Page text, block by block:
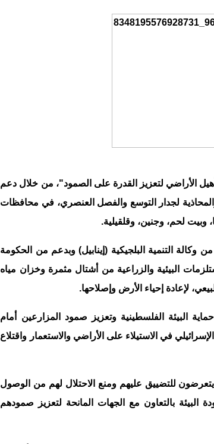
الأراضي لتعزيز القدرة على الصمود"، من خلال دعم
لجدار التوسع والفصل العنصري، في محافظات
وبيت لحم، وجنين، وقلقيلية.
التنمية البلجيكية (إينابيل) وبدعم من الحكومة
البيئية والزراعية من أشتال مثمرة وخزان مياه
لإعادة إحياء الأرض وإصلاحها.
البيئة الفلسطينية وتعزيز صمود المزارعين أمام
في الاستيلاء على الأراضي والاستعمار واقتلاع
للتضييق عليهم ومنع الاحتلال لهم من الوصول
البيئة بالتعاون مع الجهات المانحة لتعزيز صمودهم